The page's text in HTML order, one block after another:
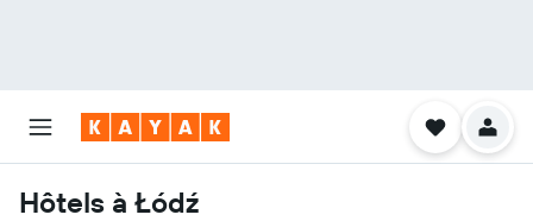
Hôtels à Łódź